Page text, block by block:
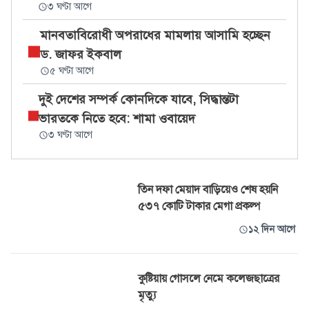
৩ ঘণ্টা আগে
মানবতাবিরোধী অপরাধের মামলায় আসামি হচ্ছেন
ড. জাফর ইকবাল
৫ ঘণ্টা আগে
দুই দেশের সম্পর্ক কোনদিকে যাবে, সিদ্ধান্তটা
ভারতকে নিতে হবে: শামা ওবায়েদ
৩ ঘণ্টা আগে
তিন দফা মেয়াদ বাড়িয়েও শেষ হয়নি
৫৩৭ কোটি টাকার মেগা প্রকল্প
১২ দিন আগে
কুষ্টিয়ায় গোসলে নেমে কলেজছাত্রের
মৃত্যু